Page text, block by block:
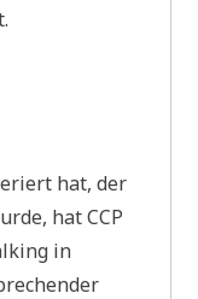
hat, der
hat CCP
in